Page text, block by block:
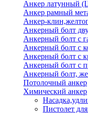
Анкер латунный
Анкер рамный
Анкер-
Анкерный болт
Анкерный болт с
Анкерный болт с
Анкерный болт с
Анкерный болт с
Анкерный болт,
Потолочный анкер
Химический анкер
Пистолет